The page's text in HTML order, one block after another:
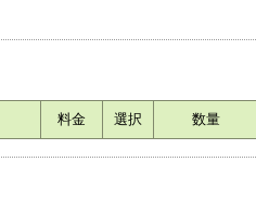
料金 選択 数量